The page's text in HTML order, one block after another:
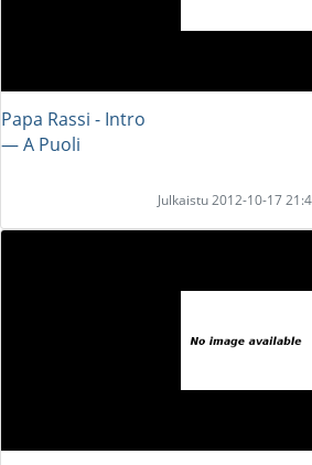
Papa Rassi - Intro
― A Puoli
Julkaistu 2012-10-17